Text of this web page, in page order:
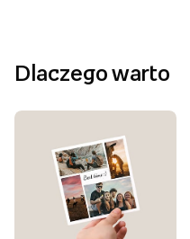
Dlaczego warto